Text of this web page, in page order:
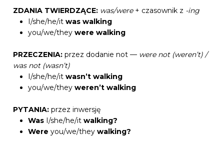
ZDANIA TWIERDZĄCE: was/were+ czasownik z -ing
I/she/he/it was walking
you/we/they were walking
PRZECZENIA: przez dodanie not — were not (weren’t) /
was not (wasn’t)
I/she/he/it wasn’t walking
you/we/they weren’t walking
PYTANIA: przez inwersję
Was I/she/he/it walking?
Were you/we/they walking?